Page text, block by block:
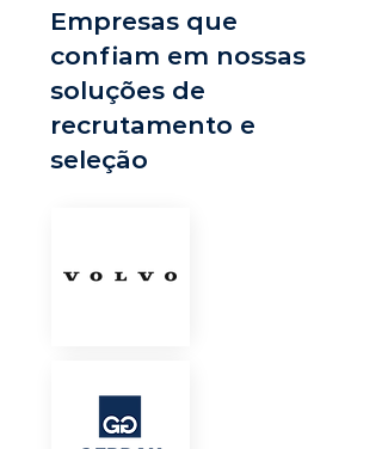
Empresas que
confiam em nossas
soluções de
recrutamento e
seleção